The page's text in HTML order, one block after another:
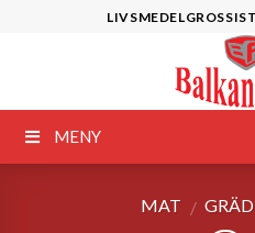
MENY
MAT /